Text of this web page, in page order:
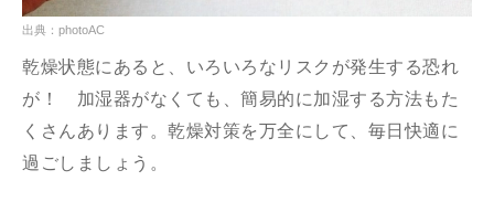
出典：photoAC
乾燥状態にあると、いろいろなリスクが発生する恐れ
が！ 加湿器がなくても、簡易的に加湿する方法もた
くさんあります。乾燥対策を万全にして、毎日快適に
過ごしましょう。